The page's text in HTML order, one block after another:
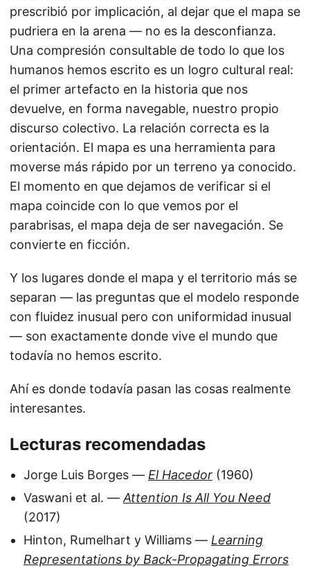
prescribió por implicación, al dejar que el mapa se
pudriera en la arena — no es la desconfianza.
Una compresión consultable de todo lo que los
humanos hemos escrito es un logro cultural real:
el primer artefacto en la historia que nos
devuelve, en forma navegable, nuestro propio
discurso colectivo. La relación correcta es la
orientación. El mapa es una herramienta para
moverse más rápido por un terreno ya conocido.
El momento en que dejamos de verificar si el
mapa coincide con lo que vemos por el
parabrisas, el mapa deja de ser navegación. Se
convierte en ficción.
Y los lugares donde el mapa y el territorio más se
separan — las preguntas que el modelo responde
con fluidez inusual pero con uniformidad inusual
— son exactamente donde vive el mundo que
todavía no hemos escrito.
Ahí es donde todavía pasan las cosas realmente
interesantes.
Lecturas recomendadas
Jorge Luis Borges — El Hacedor (1960)
Vaswani et al. — Attention Is All You Need
(2017)
Hinton, Rumelhart y Williams — Learning
Representations by Back-Propagating Errors